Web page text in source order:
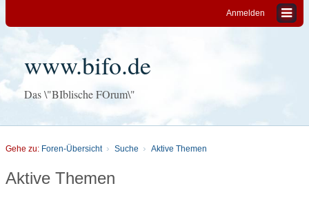
Anmelden
www.bifo.de
Das \"BIblische FOrum\"
Gehe zu: Foren-Übersicht Suche Aktive Themen
Aktive Themen